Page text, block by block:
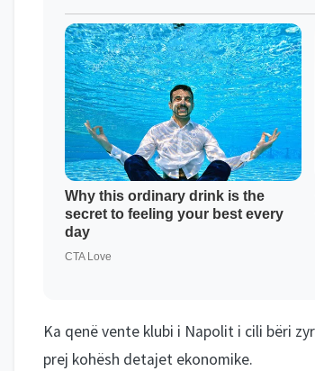
Ka qenë vente klubi i Napolit i cili bëri
prej kohësh detajet ekonomike.